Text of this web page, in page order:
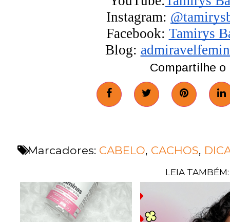
Instagram:
Facebook: Tamirys
Blog:
Compartilhe o
Marcadores: CABELO, CACHOS,
LEIA TAMBÉM: